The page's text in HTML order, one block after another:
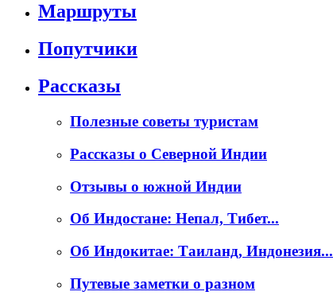
Маршруты
Попутчики
Рассказы
Полезные советы туристам
Рассказы о Северной Индии
Отзывы о южной Индии
Об Индостане: Непал, Тибет...
Об Индокитае: Таиланд, Индонезия...
Путевые заметки о разном